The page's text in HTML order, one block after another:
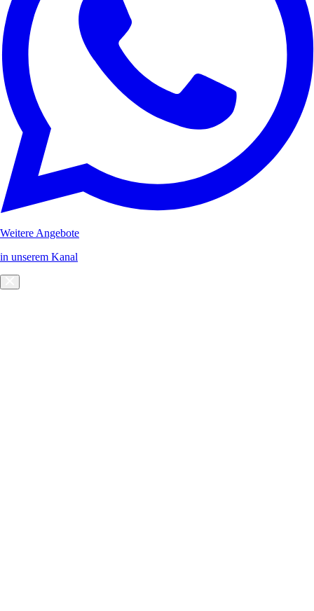
Weitere Angebote
in unserem Kanal